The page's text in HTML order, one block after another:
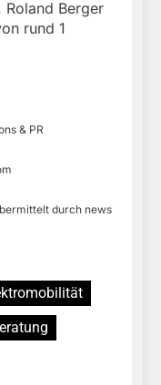
Roland Berger
rund 1
& PR
durch news